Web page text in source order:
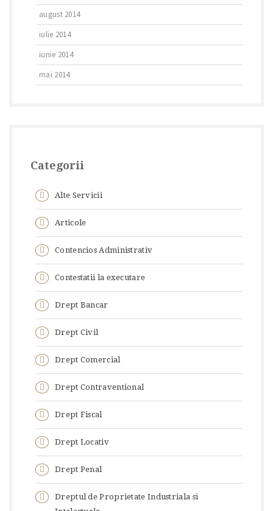
august 2014
iulie 2014
iunie 2014
mai 2014
Categorii
Alte Servicii
Articole
Contencios Administrativ
Contestatii la executare
Drept Bancar
Drept Civil
Drept Comercial
Drept Contraventional
Drept Fiscal
Drept Locativ
Drept Penal
Dreptul de Proprietate Industriala si